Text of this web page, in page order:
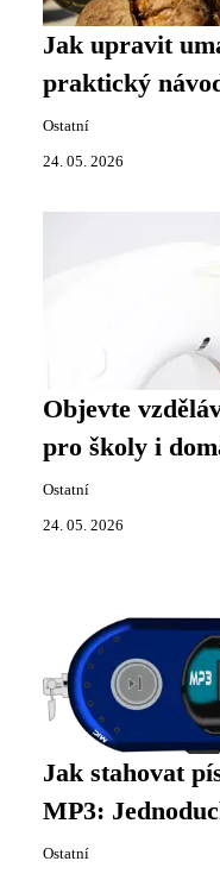
Jak upravit
praktický
Ostatní
24. 05. 2026
Objevte
pro školy i
Ostatní
24. 05. 2026
Jak stahovat
MP3:
Ostatní